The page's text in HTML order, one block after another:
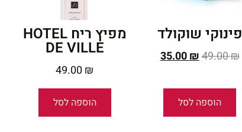
פינוקי שוקולד
49.00₪
35.00₪
הוספה לסל
מפיץ ריח HOTEL
DE VILLE
49.00 ₪
הוספה לסל